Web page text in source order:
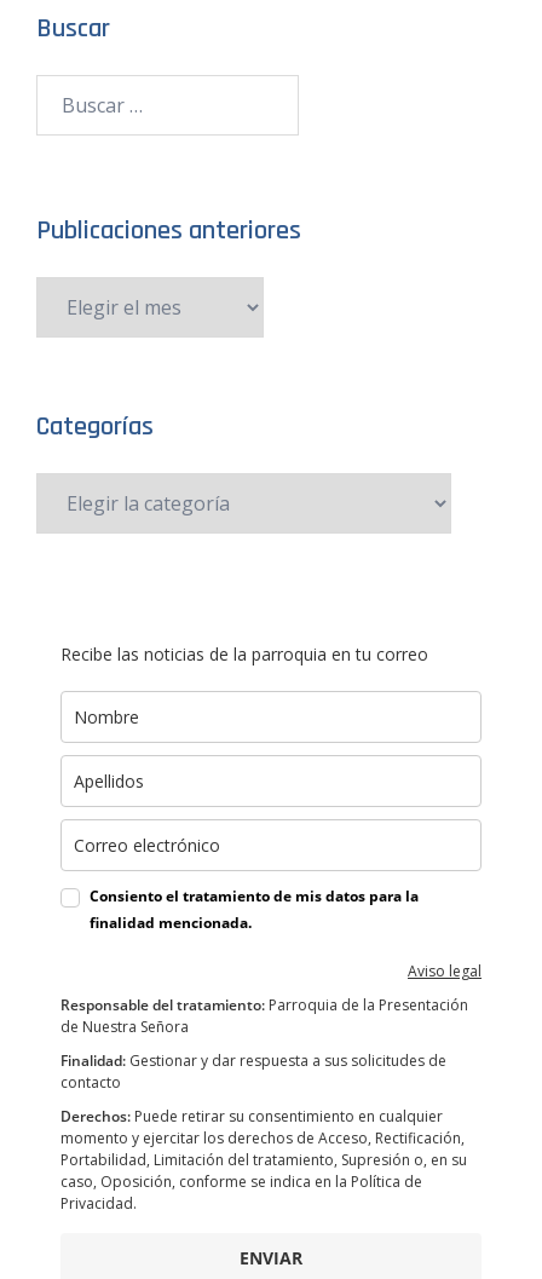
Buscar
Publicaciones anteriores
Categorías
Recibe las noticias de la parroquia en tu correo
Consiento el tratamiento de mis datos para la
finalidad mencionada.
Aviso legal
Responsable del tratamiento: Parroquia de la Presentación
de Nuestra Señora
Finalidad: Gestionar y dar respuesta a sus solicitudes de
contacto
Derechos: Puede retirar su consentimiento en cualquier
momento y ejercitar los derechos de Acceso, Rectificación,
Portabilidad, Limitación del tratamiento, Supresión o, en su
caso, Oposición, conforme se indica en la Política de
Privacidad.
ENVIAR